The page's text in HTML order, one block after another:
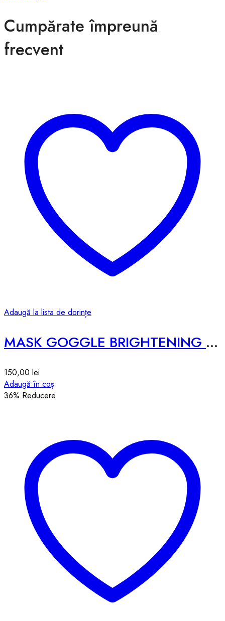
Cumpărate împreună
frecvent
Adaugă la lista de dorințe
MASK GOGGLE BRIGHTENING -10pcs-188g
150,00 lei
Adaugă în coș
36% Reducere